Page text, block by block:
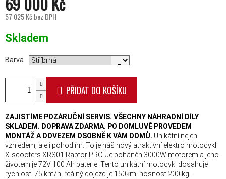
57 025 Kč bez DPH
Skladem
Barva
PŘIDAT DO KOŠÍKU
ZAJISTÍME POZÁRUČNÍ SERVIS. VŠECHNY NÁHRADNÍ DÍLY
SKLADEM. DOPRAVA ZDARMA. PO DOMLUVĚ PROVEDEM
MONTÁŽ A DOVEZEM OSOBNĚ K VÁM DOMŮ. Unikátní nejen
vzhledem, ale i pohodlím. To je náš nový atraktivní elektro motocykl
X-scooters XRS01 Raptor PRO. Je poháněn 3000W motorem a jeho
životem je 72V 100 Ah baterie. Tento unikátní motocykl dosahuje
rychlosti 75 km/h, reálný dojezd je 150km, nosnost 200 kg.